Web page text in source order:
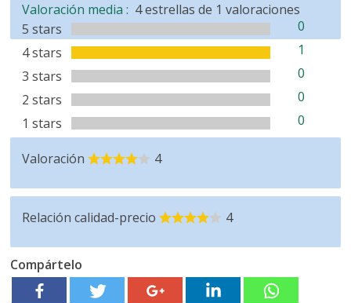
Valoración media :
5 stars
0
4 stars
1
3 stars
0
2 stars
0
1 stars
0
4estrellas de 1 valoraciones
Valoración 4
Relación calidad-precio 4
Compártelo